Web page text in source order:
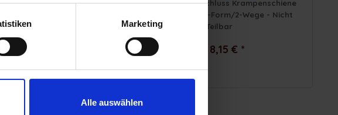
Marketing
Alle auswählen
- Reißverschluss
Teilbar
11,60 € *
6 mm - Reißverschluss Krampenschiene
(Kunststoff) - O-Form/2-Wege - Nicht
Teilbar
ab 8,15 € *